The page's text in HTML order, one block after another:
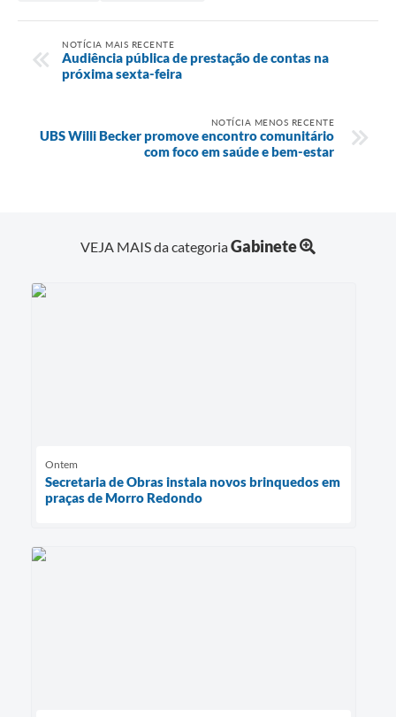
NOTÍCIA MAIS RECENTE
Audiência pública de prestação de contas na
próxima sexta-feira
NOTÍCIA MENOS RECENTE
UBS Willi Becker promove encontro comunitário
com foco em saúde e bem-estar
VEJA MAIS da categoriaGabinete
Ontem
Secretaria de Obras instala novos brinquedos em
praças de Morro Redondo